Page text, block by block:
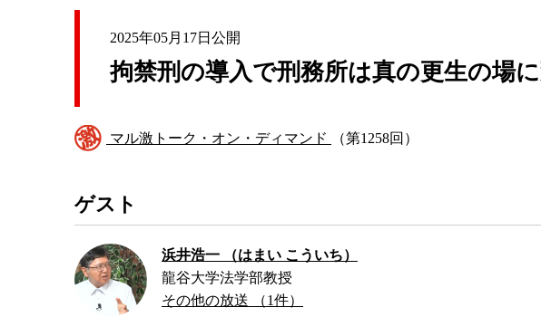
2025年05月17日公開
拘禁刑の導入で刑務所は真の更生の場
マル激トーク・オン・ディマンド （第1258回）
ゲスト
浜井浩一 （はまい こういち）
龍谷大学法学部教授
その他の放送 （1件）